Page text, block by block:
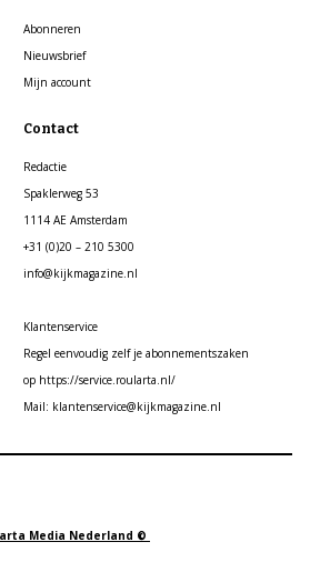
Abonneren
Nieuwsbrief
Mijn account
Contact
Redactie
Spaklerweg 53
1114 AE Amsterdam
+31 (0)20 – 210 5300
info@kijkmagazine.nl
Klantenservice
Regel eenvoudig zelf je abonnementszaken
op https://service.roularta.nl/
Mail: klantenservice@kijkmagazine.nl
Media Nederland ©